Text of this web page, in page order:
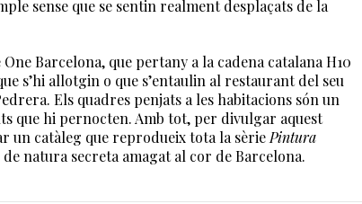
sense que se sentin realment desplaçats de la
Barcelona, que pertany a la cadena catalana H10
s’hi allotgin o que s’entaulin al restaurant del seu
Els quadres penjats a les habitacions són un
que hi pernocten. Amb tot, per divulgar aquest
un catàleg que reprodueix tota la sèrie Pintura
natura secreta amagat al cor de Barcelona.